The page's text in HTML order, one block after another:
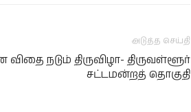
அடுத்த செய்தி
நடும் திருவிழா- திருவள்ளூர்
சட்டமன்றத் தொகுதி